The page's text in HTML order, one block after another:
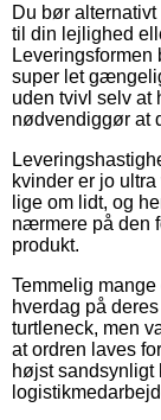
Du bør
til din lejlighed
Leveringsformen
super let
uden tvivl selv at
nødvendiggør at
kvinder er jo
lige om lidt, og
nærmere på den
produkt.
Temmelig
hverdag på
turtleneck, men
at ordren laves
højst sandsynligt